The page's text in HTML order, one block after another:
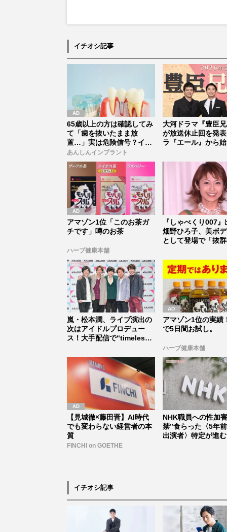
イチオシ記事
65歳以上の方は確認してみ
て「歯を抜いたまま放
置…」実は危険信号？イン
プラント始...
あんしんインプラント
大河ドラマ『豊臣
が放送休止回を発
ラ『エール』から
アマゾン1位「このお茶ガ
チです」噂のお茶
ハーブ健康本舗
『しゃべくり007』
畑野ひろ子、美ボ
として登場で「抜
嵐・松本潤、ライブ演出の
次はアイドルプロデュー
ス！大手配信で“timelesz
アマゾン1位の実績
で5日間お試し。
ハーブ健康本舗
【見城徹×藤田晋】AI時代
でも変わらない経営者の本
質
FINCHI on GOETHE
NHK職員への性加
禁”食らった〈5年
出演者〉特定が進
イチオシ記事